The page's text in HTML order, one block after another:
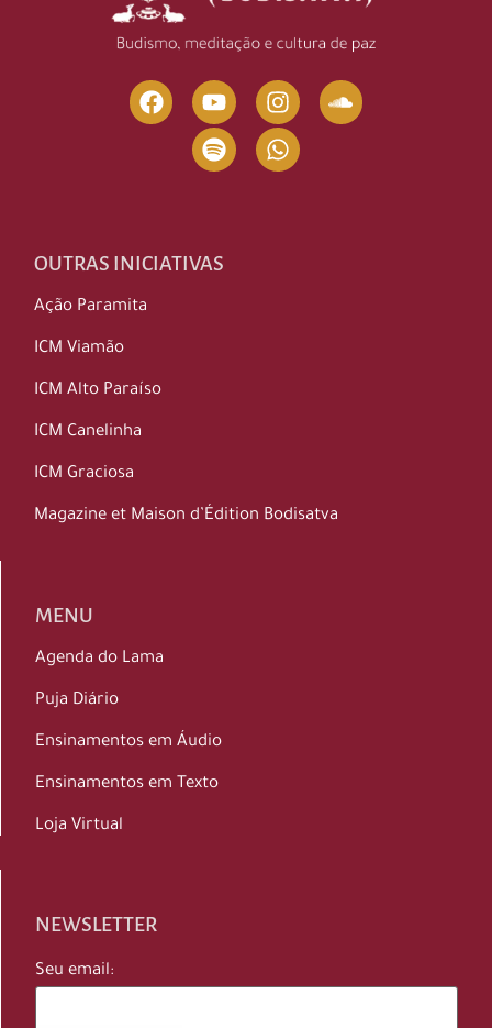
OUTRAS INICIATIVAS
Ação Paramita
ICM Viamão
ICM Alto Paraíso
ICM Canelinha
ICM Graciosa
Magazine et Maison d’Édition Bodisatva
MENU
Agenda do Lama
Puja Diário
Ensinamentos em Áudio
Ensinamentos em Texto
Loja Virtual
NEWSLETTER
Seu email: